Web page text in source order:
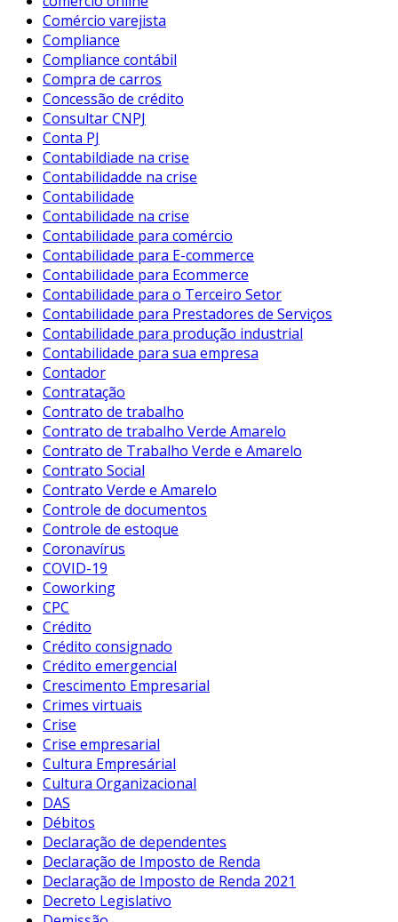
Comércio varejista
Compliance
Compliance contábil
Compra de carros
Concessão de crédito
Consultar CNPJ
Conta PJ
Contabildiade na crise
Contabilidadde na crise
Contabilidade
Contabilidade na crise
Contabilidade para comércio
Contabilidade para E-commerce
Contabilidade para Ecommerce
Contabilidade para o Terceiro Setor
Contabilidade para Prestadores de Serviços
Contabilidade para produção industrial
Contabilidade para sua empresa
Contador
Contratação
Contrato de trabalho
Contrato de trabalho Verde Amarelo
Contrato de Trabalho Verde e Amarelo
Contrato Social
Contrato Verde e Amarelo
Controle de documentos
Controle de estoque
Coronavírus
COVID-19
Coworking
CPC
Crédito
Crédito consignado
Crédito emergencial
Crescimento Empresarial
Crimes virtuais
Crise
Crise empresarial
Cultura Empresárial
Cultura Organizacional
DAS
Débitos
Declaração de dependentes
Declaração de Imposto de Renda
Declaração de Imposto de Renda 2021
Decreto Legislativo